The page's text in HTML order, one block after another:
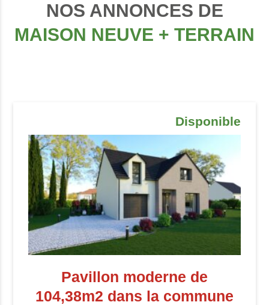
NOS ANNONCES DE
MAISON NEUVE + TERRAIN
Disponible
Pavillon moderne de
104,38m2 dans la commune